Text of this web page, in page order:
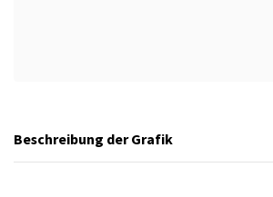
Beschreibung der Grafik